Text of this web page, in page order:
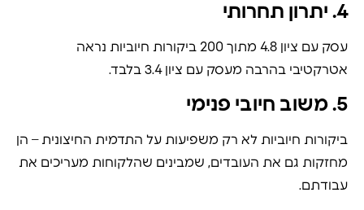
4. יתרון תחרותי
עסק עם ציון 4.8 מתוך 200 ביקורות חיוביות נראה
אטרקטיבי בהרבה מעסק עם ציון 3.4 בלבד.
5. משוב חיובי פנימי
ביקורות חיוביות לא רק משפיעות על התדמית החיצונית – הן
מחזקות גם את העובדים, שמבינים שהלקוחות מעריכים את
עבודתם.